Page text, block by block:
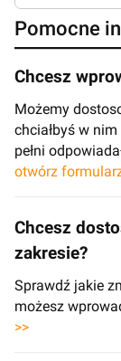
Pomocne
Chcesz
Możemy
chciałbyś w
pełni
otwórz
Chcesz
zakresie?
Sprawdź jakie
możesz
>>